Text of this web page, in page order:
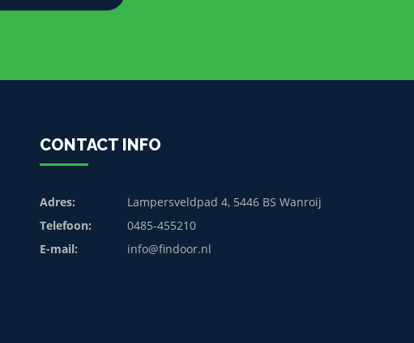
CONTACT INFO
Adres:
Lampersveldpad 4, 5446 BS Wanroij
Telefoon:
0485-455210
E-mail:
info@findoor.nl